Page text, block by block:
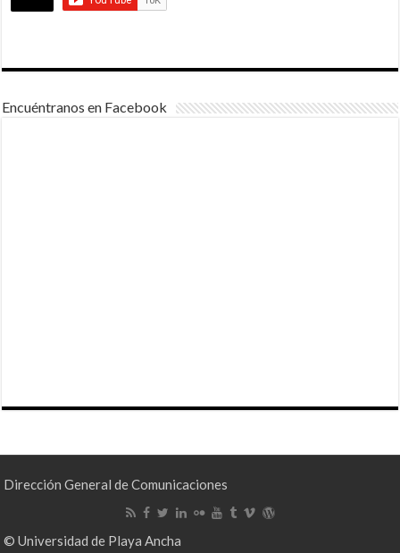
Encuéntranos en Facebook
Dirección General de Comunicaciones
© Universidad de Playa Ancha